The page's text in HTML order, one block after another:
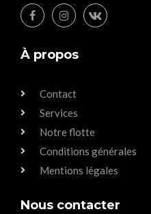
À propos
Contact
Services
Notre flotte
Conditions générales
Mentions légales
Nous contacter